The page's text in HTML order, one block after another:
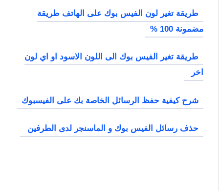
طريقة تغير لون الفيس بوك على الهاتف طريقة
مضمونة 100 %
طريقة تغير الفيس بوك الى اللون الاسود او اي لون
اخر
شرح كيفية حفظ الرسائل الخاصة بك على الفيسبوك
حذف رسائل الفيس بوك و الماسنجر لدى الطرفين